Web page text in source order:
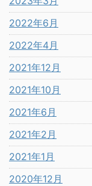
2022年6月
2022年4月
2021年12月
2021年10月
2021年6月
2021年2月
2021年1月
2020年12月